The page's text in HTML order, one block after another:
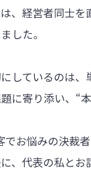
、経営者同士
した。
しているのは
に寄り添い、“
お悩みの決裁
、代表の私とお